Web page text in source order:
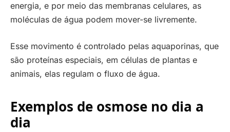
energia, e por meio das membranas celulares, as
moléculas de água podem mover-se livremente.
Esse movimento é controlado pelas aquaporinas, que
são proteínas especiais, em células de plantas e
animais, elas regulam o fluxo de água.
Exemplos de osmose no dia a
dia